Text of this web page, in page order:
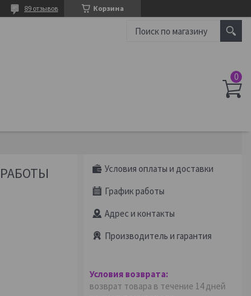
Корзина
89 отзывов
Условия оплаты и доставки
График работы
Адрес и контакты
Производитель и гарантия
возврат товара в течение 14 дней